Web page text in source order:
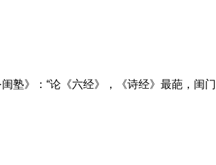
闺塾》：“论《六经》，《诗经》最葩，